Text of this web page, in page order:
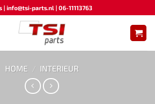
| info@tsi-parts.nl | 06-11113763
HOME / INTERIEUR